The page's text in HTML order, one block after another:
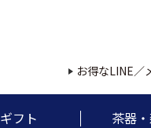
お得なLINE／
ギフト 茶器